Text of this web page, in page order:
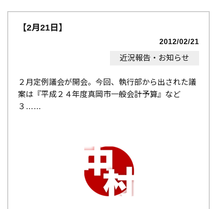
【2月21日】
2012/02/21
近況報告・お知らせ
２月定例議会が開会。今回、執行部から出された議
案は『平成２４年度真岡市一般会計予算』など
３…